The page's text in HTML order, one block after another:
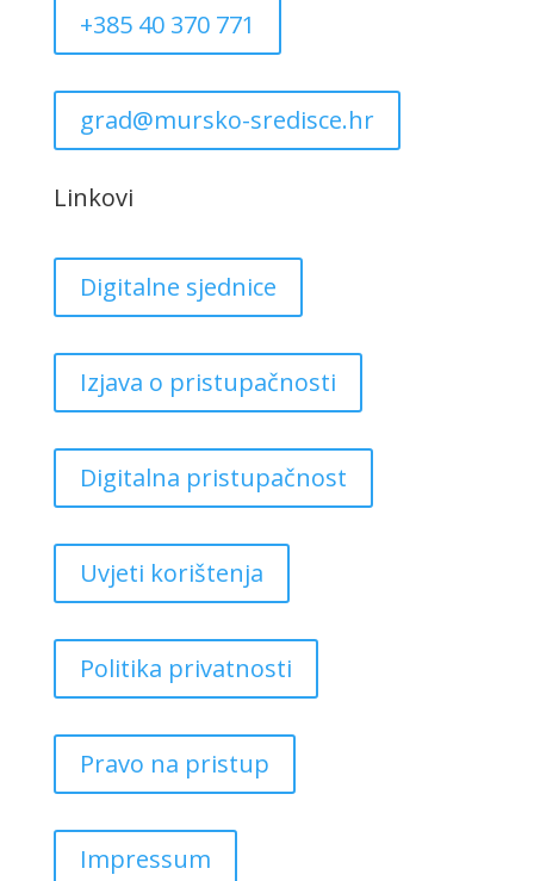
+385 40 370 771
grad@mursko-sredisce.hr
Linkovi
Digitalne sjednice
Izjava o pristupačnosti
Digitalna pristupačnost
Uvjeti korištenja
Politika privatnosti
Pravo na pristup
Impressum